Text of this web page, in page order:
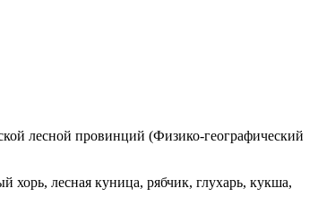
лесной провинций (Физико-географический
лесная куница, рябчик, глухарь, кукша,